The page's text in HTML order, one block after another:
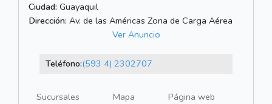
Ciudad: Guayaquil
Dirección: Av. de las Américas Zona de Carga Aérea
Ver Anuncio
Teléfono:(593 4) 2302707
Sucursales Mapa
Página web